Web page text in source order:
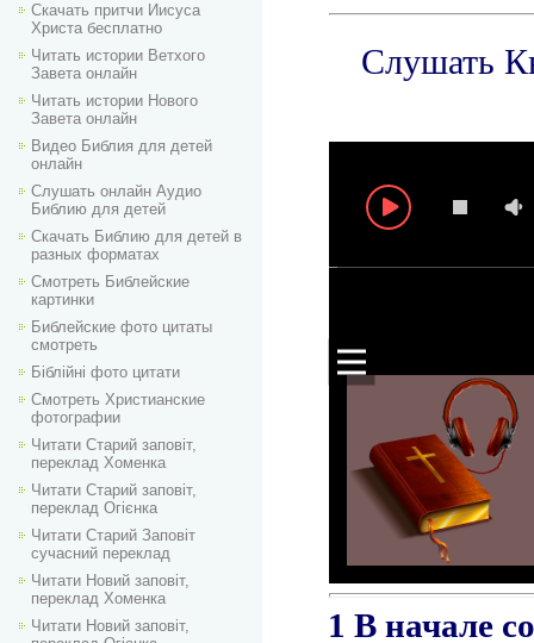
Скачать притчи Иисуса
Христа бесплатно
Читать истории Ветхого
Завета онлайн
Читать истории Нового
Завета онлайн
Видео Библия для детей
онлайн
Слушать онлайн Аудио
Библию для детей
Скачать Библию для детей в
разных форматах
Смотреть Библейские
картинки
Библейские фото цитаты
смотреть
Біблійні фото цитати
Смотреть Христианские
фотографии
Читати Старий заповіт,
переклад Хоменка
Читати Старий заповіт,
переклад Огієнка
Читати Старий Заповіт
сучасний переклад
Читати Новий заповіт,
переклад Хоменка
Читати Новий заповіт,